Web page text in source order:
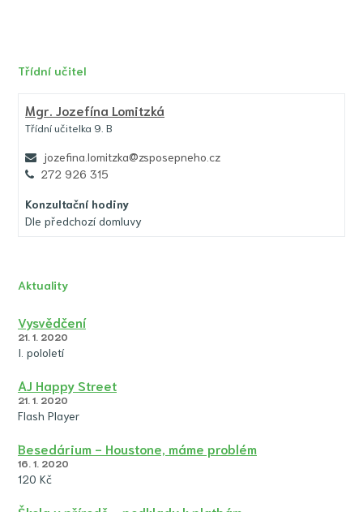
Třídní učitel
Mgr. Jozefína Lomitzká
Třídní učitelka 9. B
jozefina.lomitzka@zsposepneho.cz
272 926 315
Konzultační hodiny
Dle předchozí domluvy
Aktuality
Vysvědčení
21. 1. 2020
I. pololetí
AJ Happy Street
21. 1. 2020
Flash Player
Besedárium - Houstone, máme problém
16. 1. 2020
120 Kč